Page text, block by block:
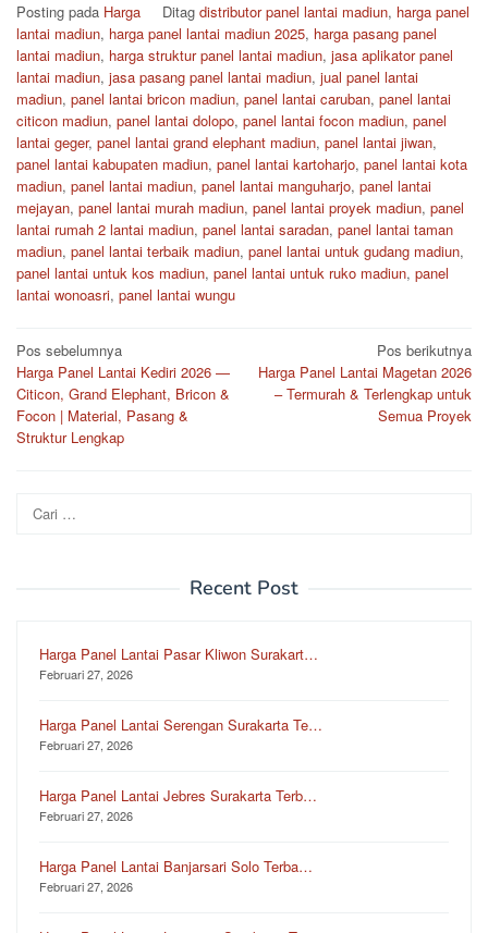
Posting pada Harga Ditag distributor panel lantai madiun, harga panel
lantai madiun, harga panel lantai madiun 2025, harga pasang panel
lantai madiun, harga struktur panel lantai madiun, jasa aplikator panel
lantai madiun, jasa pasang panel lantai madiun, jual panel lantai
madiun, panel lantai bricon madiun, panel lantai caruban, panel lantai
citicon madiun, panel lantai dolopo, panel lantai focon madiun, panel
lantai geger, panel lantai grand elephant madiun, panel lantai jiwan,
panel lantai kabupaten madiun, panel lantai kartoharjo, panel lantai kota
madiun, panel lantai madiun, panel lantai manguharjo, panel lantai
mejayan, panel lantai murah madiun, panel lantai proyek madiun, panel
lantai rumah 2 lantai madiun, panel lantai saradan, panel lantai taman
madiun, panel lantai terbaik madiun, panel lantai untuk gudang madiun,
panel lantai untuk kos madiun, panel lantai untuk ruko madiun, panel
lantai wonoasri, panel lantai wungu
Navigasi
pos
Pos sebelumnya
Harga Panel Lantai Kediri 2026 —
Citicon, Grand Elephant, Bricon &
Focon | Material, Pasang &
Struktur Lengkap
Pos berikutnya
Harga Panel Lantai Magetan 2026
– Termurah & Terlengkap untuk
Semua Proyek
Cari
untuk:
Recent Post
Harga Panel Lantai Pasar Kliwon Surakart…
Februari 27, 2026
Harga Panel Lantai Serengan Surakarta Te…
Februari 27, 2026
Harga Panel Lantai Jebres Surakarta Terb…
Februari 27, 2026
Harga Panel Lantai Banjarsari Solo Terba…
Februari 27, 2026